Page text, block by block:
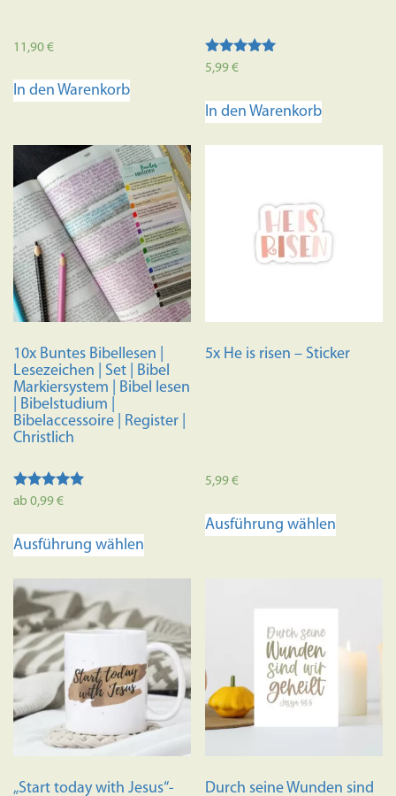
11,90€
In den Warenkorb
Bewertet mit
5,99€
In den Warenkorb
10x Buntes Bibellesen |
Lesezeichen | Set | Bibel
Markiersystem | Bibel lesen
| Bibelstudium |
Bibelaccessoire | Register |
Christlich
Bewertet
von 5
ab 0,99€
Ausführung wählen
Varianten
auf.
Die
Optionen
können
auf
der
5x He is risen – Sticker
5,99€
Ausführung wählen
Die
der
„Start today with Jesus“- Durch seine Wunden sind